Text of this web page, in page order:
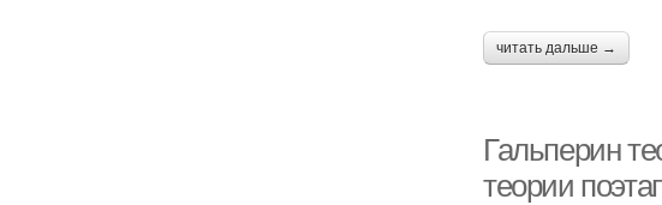
читать дальше →
Гальперин
теории